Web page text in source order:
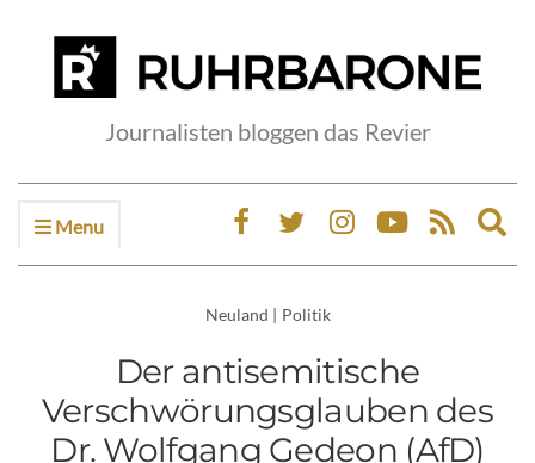
Journalisten bloggen das Revier
Menu
Neuland | Politik
Der antisemitische
Verschwörungsglauben des
Dr. Wolfgang Gedeon (AfD)